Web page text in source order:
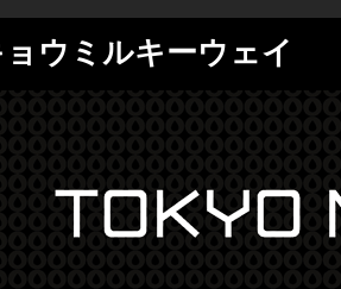
ョウミルキーウェイ